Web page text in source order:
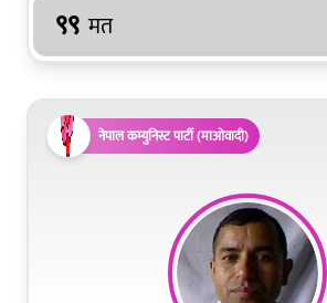
९९ मत
नेपाल कम्युनिस्ट पार्टी (माओवादी)